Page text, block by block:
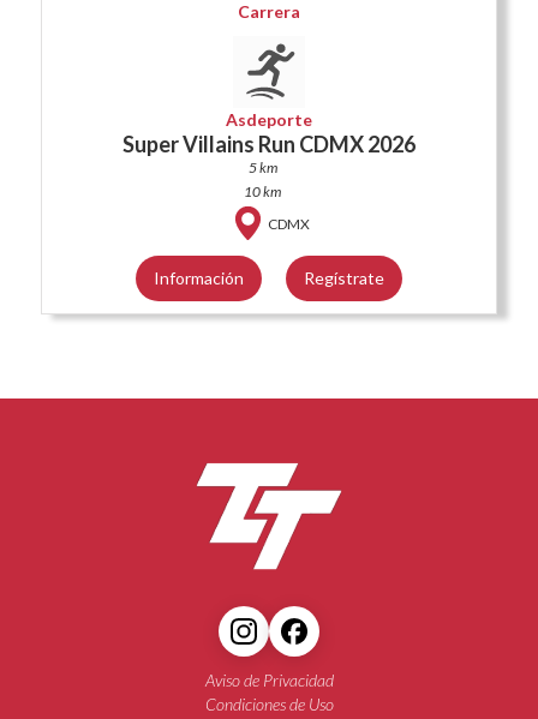
Carrera
Asdeporte
Super Villains Run CDMX 2026
5 km
10 km
CDMX
Información Regístrate
Aviso de Privacidad
Condiciones de Uso